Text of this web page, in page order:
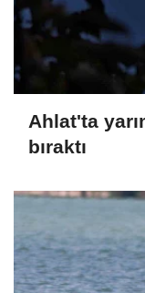
Ahlat'ta
bıraktı